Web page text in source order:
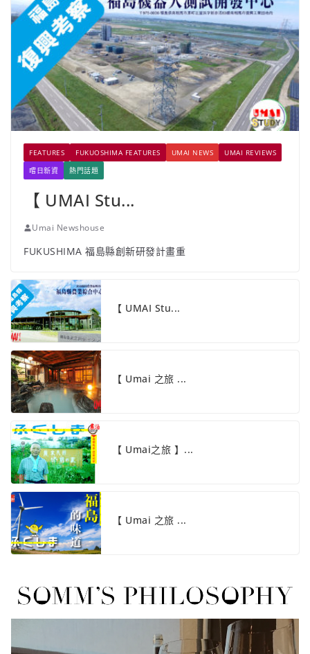
FEATURES FUKUOSHIMA FEATURES UMAI NEWS
UMAI REVIEWS
嚐日新資
熱門話題
【 UMAI Stu...
Umai Newshouse
FUKUSHIMA 福島縣創新研發計畫重
【 UMAI Stu...
【 Umai 之旅 ...
【 Umai之旅 】...
【 Umai 之旅 ...